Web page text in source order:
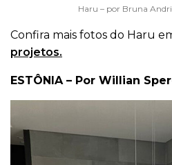
Haru – por Bruna
Confira mais fotos do Haru
projetos.
ESTÔNIA – Por Willian